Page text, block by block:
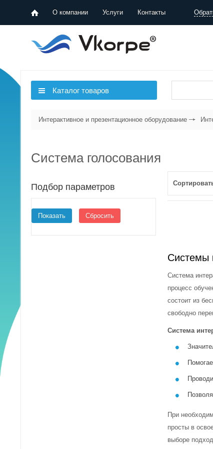
О компании Услуги Контакты
Каталог товаров
Интерактивное и презентационное оборудование
Система голосования
Подбор параметровплитками
Системы
Система
процесс
состоит из
свободно
Система
При
просты в
выборе
Проекторы и аксессуары